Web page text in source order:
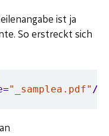
ist ja
So erstreckt sich
"_samplea.pdf" />